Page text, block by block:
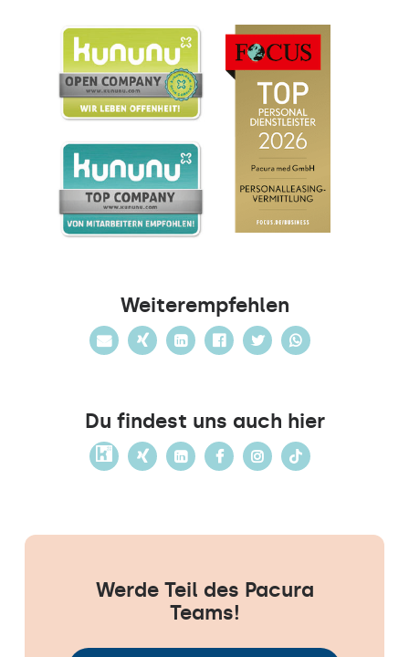
Weiterempfehlen
Du findest uns auch hier
Werde Teil des Pacura
Teams!